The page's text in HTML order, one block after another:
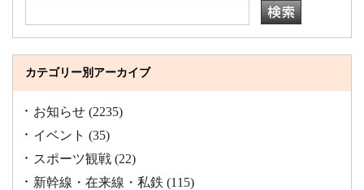
カテゴリー別アーカイブ
お知らせ (2235)
イベント (35)
スポーツ観戦 (22)
新幹線・在来線・私鉄 (115)